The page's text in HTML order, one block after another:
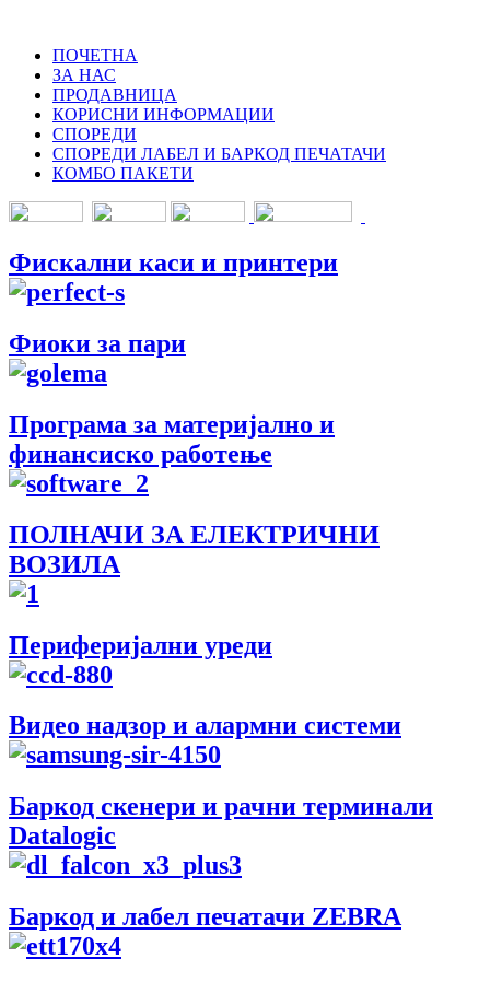
ПОЧЕТНА
ЗА НАС
ПРОДАВНИЦА
КОРИСНИ ИНФОРМАЦИИ
СПОРЕДИ
СПОРЕДИ ЛАБЕЛ И БАРКОД ПЕЧАТАЧИ
КОМБО ПАКЕТИ
Фискални каси и принтери
Фиоки за пари
Програма за материјално и
финансиско работење
ПОЛНАЧИ ЗА ЕЛЕКТРИЧНИ
ВОЗИЛА
Периферијални уреди
Видео надзор и алармни системи
Баркод скенери и рачни терминали
Datalogic
Баркод и лабел печатачи ZEBRA